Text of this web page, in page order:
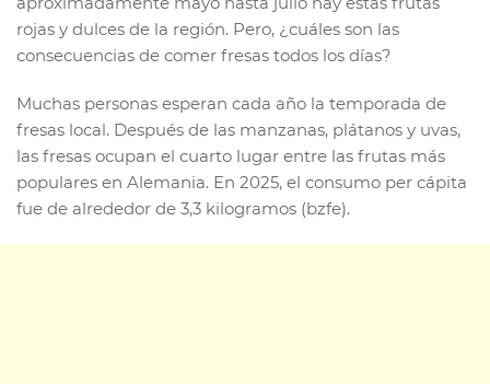
rojas y dulces de la región. Pero, ¿cuáles son las
consecuencias de comer fresas todos los días?
Muchas personas esperan cada año la temporada de
fresas local. Después de las manzanas, plátanos y uvas,
las fresas ocupan el cuarto lugar entre las frutas más
populares en Alemania. En 2025, el consumo per cápita
fue de alrededor de 3,3 kilogramos (bzfe).